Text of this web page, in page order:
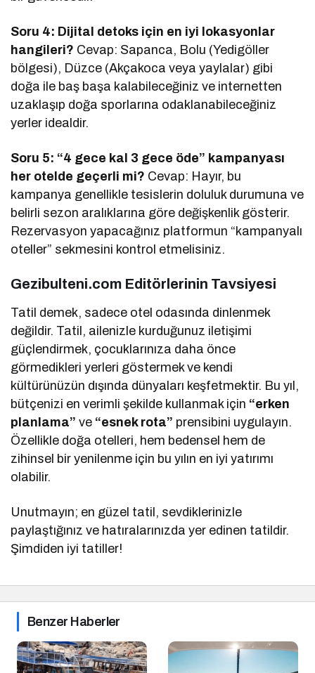
Soru 4: Dijital detoks için en iyi lokasyonlar
hangileri? Cevap: Sapanca, Bolu (Yedigöller
bölgesi), Düzce (Akçakoca veya yaylalar) gibi
doğa ile baş başa kalabileceğiniz ve internetten
uzaklaşıp doğa sporlarına odaklanabileceğiniz
yerler idealdir.
Soru 5: “4 gece kal 3 gece öde” kampanyası
her otelde geçerli mi? Cevap: Hayır, bu
kampanya genellikle tesislerin doluluk durumuna ve
belirli sezon aralıklarına göre değişkenlik gösterir.
Rezervasyon yapacağınız platformun “kampanyalı
oteller” sekmesini kontrol etmelisiniz.
Gezibulteni.com Editörlerinin Tavsiyesi
Tatil demek, sadece otel odasında dinlenmek
değildir. Tatil, ailenizle kurduğunuz iletişimi
güçlendirmek, çocuklarınıza daha önce
görmedikleri yerleri göstermek ve kendi
kültürünüzün dışında dünyaları keşfetmektir. Bu yıl,
bütçenizi en verimli şekilde kullanmak için “erken
planlama” ve “esnek rota” prensibini uygulayın.
Özellikle doğa otelleri, hem bedensel hem de
zihinsel bir yenilenme için bu yılın en iyi yatırımı
olabilir.
Unutmayın; en güzel tatil, sevdiklerinizle
paylaştığınız ve hatıralarınızda yer edinen tatildir.
Şimdiden iyi tatiller!
Benzer Haberler